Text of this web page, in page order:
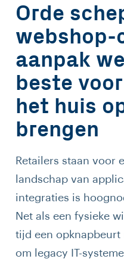
Orde
webshop-
aanpak
beste
het huis
brengen
Retailers staan voor
landschap van
integraties is
Net als een fysieke
tijd een
om legacy IT-